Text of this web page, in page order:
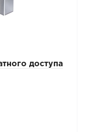
доступа